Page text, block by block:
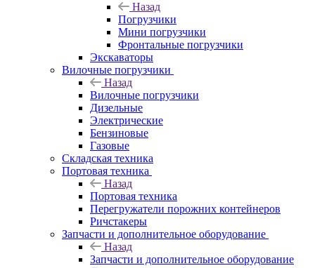
Назад
Погрузчики
Мини погрузчики
Фронтальные погрузчики
Экскаваторы
Вилочные погрузчики
Назад
Вилочные погрузчики
Дизельные
Электрические
Бензиновые
Газовые
Складская техника
Портовая техника
Назад
Портовая техника
Перегружатели порожних контейнеров
Ричстакеры
Запчасти и дополнительное оборудование
Назад
Запчасти и дополнительное оборудование